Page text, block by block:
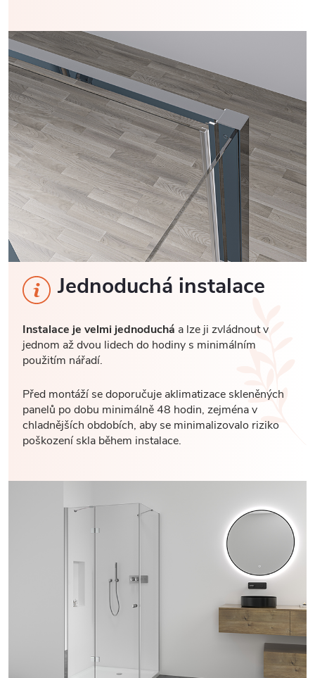
Jednoduchá instalace
Instalace je velmi jednoduchá a lze ji zvládnout v
jednom až dvou lidech do hodiny s minimálním
použitím nářadí.
Před montáží se doporučuje aklimatizace skleněných
panelů po dobu minimálně 48 hodin, zejména v
chladnějších obdobích, aby se minimalizovalo riziko
poškození skla během instalace.